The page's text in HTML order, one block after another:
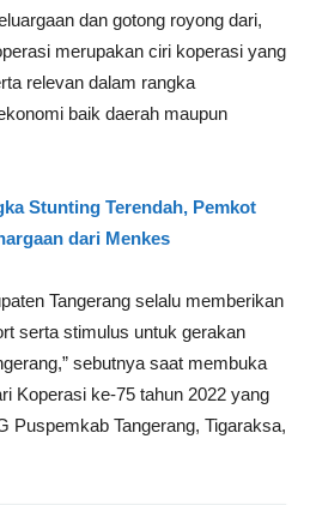
dan gotong royong dari,
merupakan ciri koperasi yang
relevan dalam rangka
baik daerah maupun
Stunting Terendah, Pemkot
dari Menkes
Tangerang selalu memberikan
serta stimulus untuk gerakan
sebutnya saat membuka
Koperasi ke-75 tahun 2022 yang
Puspemkab Tangerang, Tigaraksa,